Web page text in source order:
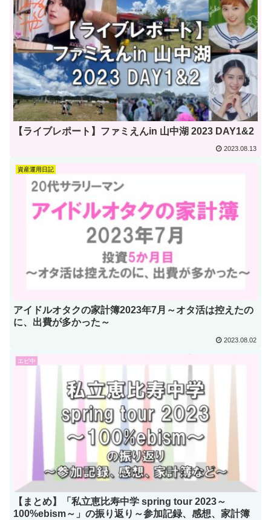
【ライブレポート】ファミえんin 山中湖 2023 DAY1&2
2023.08.13
資産運用日記
アイドルオタクの家計簿2023年7月～オタ活は控えたの
に、出費が多かった～
2023.08.02
エビ中
【まとめ】「私立恵比寿中学 spring tour 2023～
100%ebism～」の振り返り～参加記録、感想、家計簿